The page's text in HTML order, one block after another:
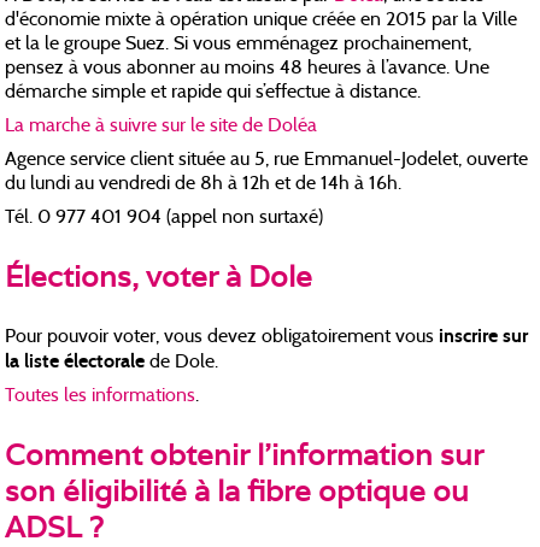
d'économie mixte à opération unique créée en 2015 par la Ville
et la le groupe Suez. Si vous emménagez prochainement,
pensez à vous abonner au moins 48 heures à l’avance. Une
démarche simple et rapide qui s’effectue à distance.
La marche à suivre sur le site de Doléa
Agence service client située au 5, rue Emmanuel-Jodelet, ouverte
du lundi au vendredi de 8h à 12h et de 14h à 16h.
Tél. 0 977 401 904 (appel non surtaxé)
Élections, voter à Dole
Pour pouvoir voter, vous devez obligatoirement vous inscrire sur
la liste électoralede Dole.
Toutes les informations.
Comment obtenir l’information sur
son éligibilité à la fibre optique ou
ADSL ?